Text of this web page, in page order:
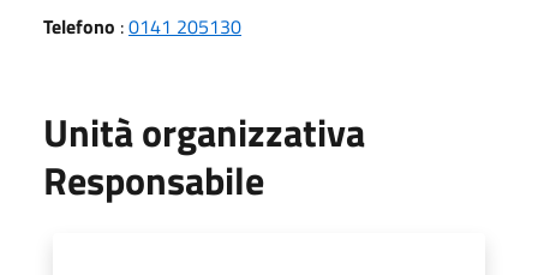
Telefono :0141 205130
Unità organizzativa
Responsabile